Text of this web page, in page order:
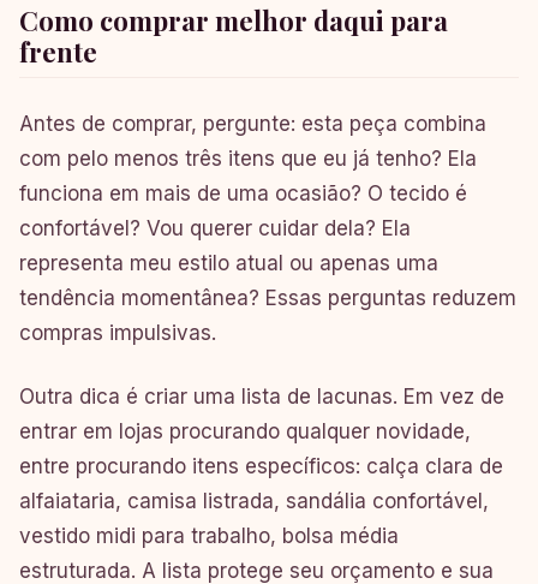
Como comprar melhor daqui para
frente
Antes de comprar, pergunte: esta peça combina
com pelo menos três itens que eu já tenho? Ela
funciona em mais de uma ocasião? O tecido é
confortável? Vou querer cuidar dela? Ela
representa meu estilo atual ou apenas uma
tendência momentânea? Essas perguntas reduzem
compras impulsivas.
Outra dica é criar uma lista de lacunas. Em vez de
entrar em lojas procurando qualquer novidade,
entre procurando itens específicos: calça clara de
alfaiataria, camisa listrada, sandália confortável,
vestido midi para trabalho, bolsa média
estruturada. A lista protege seu orçamento e sua